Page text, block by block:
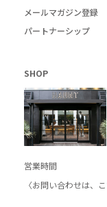
メールマガジン登録
パートナーシップ
SHOP
営業時間
〈お問い合わせは、